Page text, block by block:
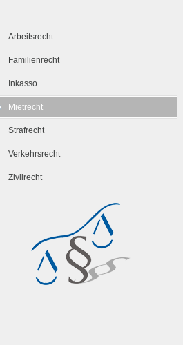
Arbeitsrecht
Familienrecht
Inkasso
Mietrecht
Strafrecht
Verkehrsrecht
Zivilrecht